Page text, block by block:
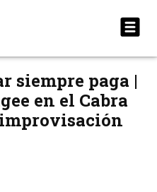
siempre paga |
en el Cabra